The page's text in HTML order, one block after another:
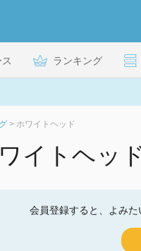
ランキング
> ホワイトヘッド
イトヘッ
会員登録すると、よみ